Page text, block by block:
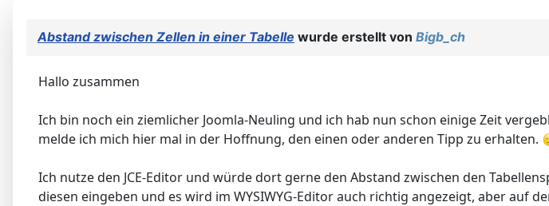
Abstand zwischen Zellen in einer Tabelle wurde erstellt von Bigb_ch
Hallo zusammen
Ich bin noch ein ziemlicher Joomla-Neuling und ich hab nun schon einige Zeit
melde ich mich hier mal in der Hoffnung, den einen oder anderen Tipp zu erhalten.
Ich nutze den JCE-Editor und würde dort gerne den Abstand zwischen den
diesen eingeben und es wird im WYSIWYG-Editor auch richtig angezeigt, aber auf